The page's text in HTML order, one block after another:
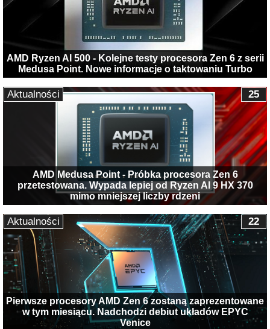
AMD Ryzen AI 500 - Kolejne testy procesora Zen 6 z serii
Medusa Point. Nowe informacje o taktowaniu Turbo
AMD Medusa Point - Próbka procesora Zen 6
przetestowana. Wypada lepiej od Ryzen AI 9 HX 370
mimo mniejszej liczby rdzeni
25
Aktualności
Pierwsze procesory AMD Zen 6 zostaną zaprezentowane
w tym miesiącu. Nadchodzi debiut układów EPYC
Venice
22
Aktualności